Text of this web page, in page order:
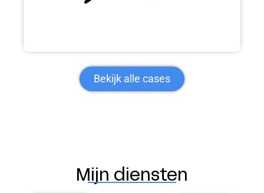
Bekijk alle cases
Mijn diensten